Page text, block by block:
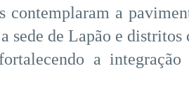
contemplaram a
sede de Lapão e distritos
a integração